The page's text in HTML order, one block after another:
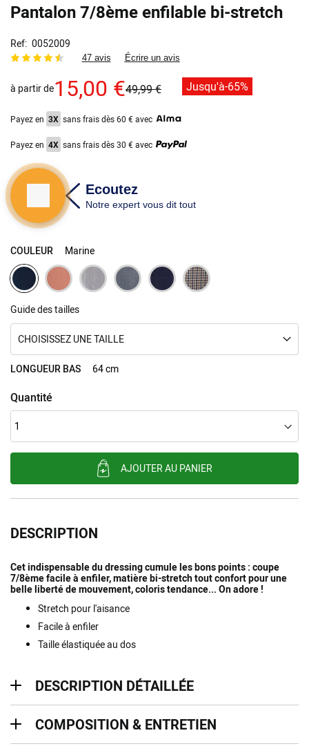
to
the
beginning
of
the
gallery
Pantalon 7/8ème enfilable bi-stretch
Ref 0052009
47 avis Écrire un avis
à partir de15,00 €49,99 € Jusqu'à-65%
Payez en 3X sans frais dès 60 € avec
Payez en 4X sans frais dès 30 € avec
COULEUR Marine
Guide des tailles
CHOISISSEZ UNE TAILLE
LONGUEUR BAS 64 cm
Quantité
AJOUTER AU PANIER
DESCRIPTION
Cet indispensable du dressing cumule les bons points : coupe
7/8ème facile à enfiler, matière bi-stretch tout confort pour une
belle liberté de mouvement, coloris tendance... On adore !
Stretch pour l'aisance
Facile à enfiler
Taille élastiquée au dos
DESCRIPTION DÉTAILLÉE
COMPOSITION & ENTRETIEN